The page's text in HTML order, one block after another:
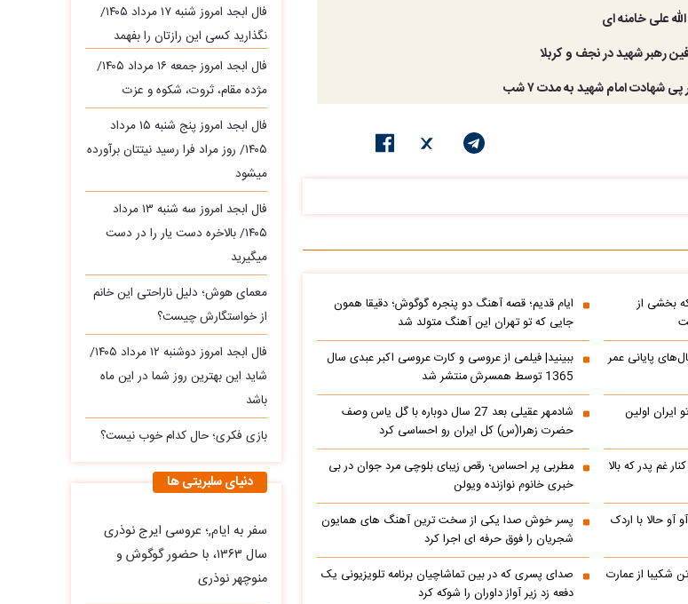
علی خامنه ای
رهبر شهید در نجف و کربلا
شهادت امام شهید به مدت ۷ شب
بخشی از
ایام قدیم؛ قصه آهنگ دو پنجره گوگوش؛ دقیقا همون
جایی که تو تهران این آهنگ متولد شد
پایانی عمر
ببینید| فیلمی از عروسی و کارت عروسی اکبر عبدی سال
1365 توسط همسرش منتشر شد
تو ایران اولین
شادمهر عقیلی بعد 27 سال دوباره با گل یاس وصف
حضرت زهرا(س) کل ایران رو احساسی کرد
غم پدر که بالا
مطربی پر احساس؛ رقص زیبای بلوچی مرد جوان در بی
خبری خانوم نوازنده ویولن
آو حالا با اردک
پسر خوش صدا یکی از سخت ترین آهنگ های همایون
شجریان را فوق حرفه ای اجرا کرد
از عمارت
صدای پسری که در بین تماشاچیان برنامه تلویزیونی یک
دفعه زد زیر آواز داوران را شوکه کرد
فال ابجد امروز شنبه ۱۷ مرداد ۱۴۰۵/
نگذارید کسی این رازتان را بفهمد
فال ابجد امروز جمعه ۱۶ مرداد ۱۴۰۵/
مژده مقام، ثروت، شکوه و عزت
فال ابجد امروز پنج شنبه ۱۵ مرداد
۱۴۰۵/ روز مراد فرا رسید نیتتان برآورده
میشود
فال ابجد امروز سه‌ شنبه ۱۳ مرداد
۱۴۰۵/ بالاخره دست یار را در دست
میگیرید
معمای هوش؛ دلیل ناراحتی این خانم
از خواستگارش چیست؟
فال ابجد امروز دوشنبه ۱۲ مرداد ۱۴۰۵/
شاید این بهترین روز شما در این ماه
باشد
بازی فکری؛ حال کدام خوب نیست؟
دنیای سلبریتی ها
سفر به ایام,؛ عروسی ایرج نوذری
سال ۱۳۶۳، با حضور گوگوش و
منوچهر نوذری